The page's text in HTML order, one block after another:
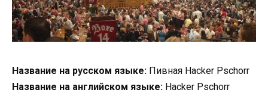
Название на русском языке: Пивная Hacker Pschorr
Название на английском языке: Hacker Pschorr